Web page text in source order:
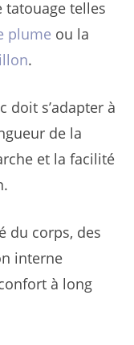
tatouage telles
plume ou la
.
doit s’adapter à
de la
et la facilité
du corps, des
interne
à long